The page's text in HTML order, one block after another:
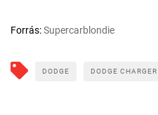
Forrás:Supercarblondie
DODGE DODGE CHARGER